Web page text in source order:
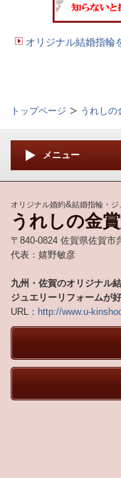
オリジナル結婚指輪
トップページ うれしの
メニュー
オリジナル婚約&結婚指輪・
うれしの金
〒840-0824 佐賀県佐賀市
代表：嬉野敏彦
九州・佐賀のオリジナル
ジュエリーリフォームが
URL： http://www.u-